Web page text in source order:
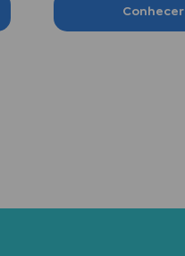
Conhecer